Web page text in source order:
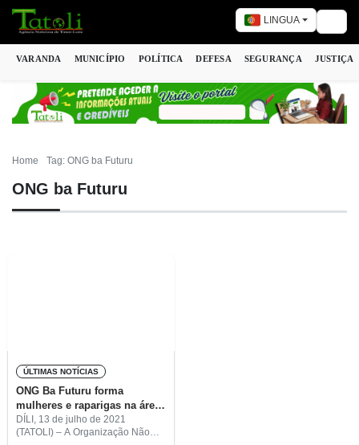
LINGUA
VARANDA MUNICÍPIO POLÍTICA DEFESA SEGURANÇA JUSTIÇA
Home Tag: ONG ba Futuru
ONG ba Futuru
ÚLTIMAS NOTÍCIAS
ONG Ba Futuru forma
mulheres e raparigas na área
de empreendedorismo
DÍLI, 13 de julho de 2021
(TATOLI) – A Organização Não